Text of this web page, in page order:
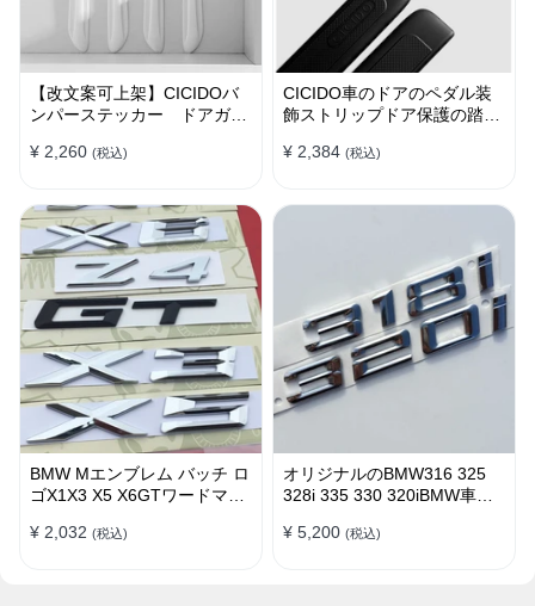
【改文案可上架】CICIDOバ
ンパーステッカー ドアガー
スクラッチ シリカゲル
¥ 2,260 (税込)
CICIDO車のドアのペダル装
飾ストリップドア保護の踏み
¥ 2,384 (税込)
BMW Mエンブレム バッチ ロ
ゴX1X3 X5 X6GTワードマー
ラベルBMWリアラベル
¥ 2,032 (税込)
オリジナルのBMW316 325
328i 335 330 320iBMW車の
バッチ ロゴ
¥ 5,200 (税込)